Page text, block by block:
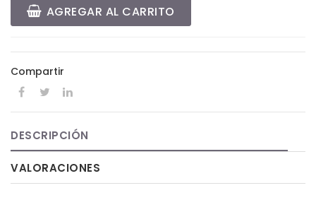
AGREGAR AL CARRITO
Compartir
DESCRIPCIÓN
VALORACIONES